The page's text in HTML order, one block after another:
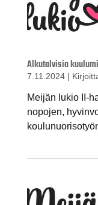
Alkutalvisia
7.11.2024 |
Meijän lukio II-
nopojen,